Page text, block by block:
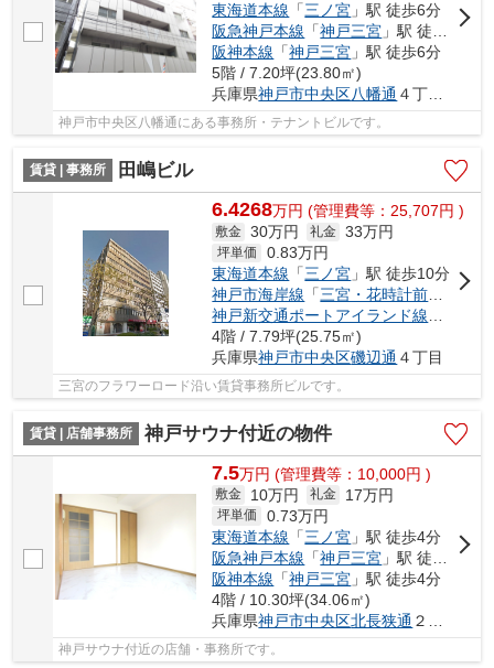
東海道本線 「三ノ宮 」駅 徒歩6分
阪急神戸本線 「神戸三宮 」駅 徒歩6分
阪神本線 「神戸三宮 」駅 徒歩6分
5階 / 7.20坪(23.80㎡)
兵庫県神戸市中央区八幡通 ４丁目1-15
神戸市中央区八幡通にある事務所・テナントビルです。
賃貸 | 事務所 田嶋ビル
6.4268万円 (管理費等：25,707円 )
敷金 30万円 礼金 33万円
坪単価 0.83万円
東海道本線 「三ノ宮 」駅 徒歩10分
神戸市海岸線 「三宮・花時計前 」駅 徒
4階 / 7.79坪(25.75㎡)
兵庫県神戸市中央区磯辺通 ４丁目
三宮のフラワーロード沿い賃貸事務所ビルです。
賃貸 | 店舗事務所 神戸サウナ付近の物件
7.5万円 (管理費等：10,000円 )
敷金 10万円 礼金 17万円
坪単価 0.73万円
東海道本線 「三ノ宮 」駅 徒歩4分
阪急神戸本線 「神戸三宮 」駅 徒歩4分
阪神本線 「神戸三宮 」駅 徒歩4分
4階 / 10.30坪(34.06㎡)
兵庫県神戸市中央区北長狭通 ２丁目
神戸サウナ付近の店舗・事務所です。